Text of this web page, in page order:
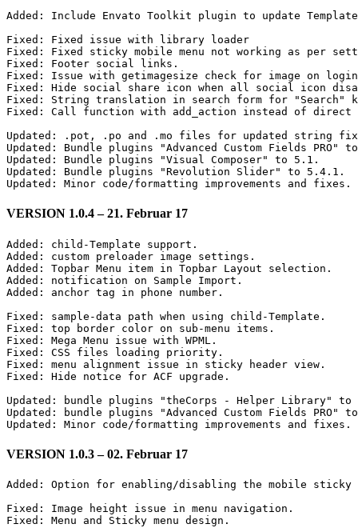
Added: Include Envato Toolkit plugin to update
Fixed: Fixed issue with library loader
Fixed: Fixed sticky mobile menu not working as per
Fixed: Footer social links.
Fixed: Issue with getimagesize check for image on
Fixed: Hide social share icon when all social icon
Fixed: String translation in search form for "Search"
Fixed: Call function with add_action instead of
Updated: .pot, .po and .mo files for updated string
Updated: Bundle plugins "Advanced Custom Fields PRO"
Updated: Bundle plugins "Visual Composer" to 5.1.
Updated: Bundle plugins "Revolution Slider" to 5.4.1.
VERSION 1.0.4 – 21. Februar 17
Added: child-Template support.
Added: custom preloader image settings.
Added: Topbar Menu item in Topbar Layout selection.
Added: notification on Sample Import.
Added: anchor tag in phone number.
Fixed: sample-data path when using child-Template.
Fixed: top border color on sub-menu items.
Fixed: Mega Menu issue with WPML.
Fixed: CSS files loading priority.
Fixed: menu alignment issue in sticky header view.
Fixed: Hide notice for ACF upgrade.
Updated: bundle plugins "theCorps - Helper Library"
Updated: bundle plugins "Advanced Custom Fields PRO"
VERSION 1.0.3 – 02. Februar 17
Added: Option for enabling/disabling the mobile sticky
Fixed: Image height issue in menu navigation.
Fixed: Menu and Sticky menu design.